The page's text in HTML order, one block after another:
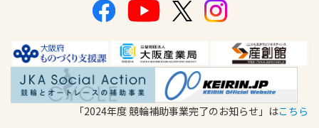
「2024年度 競輪補助事業完了のお知らせ」はこちら